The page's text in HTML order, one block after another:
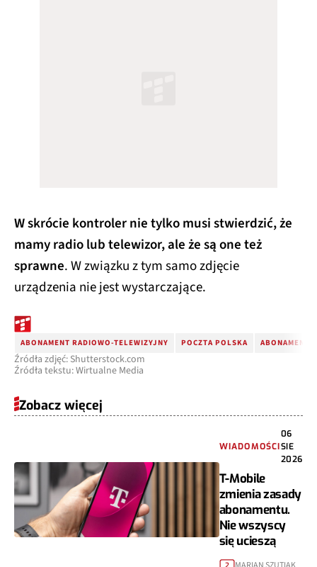
W skrócie kontroler nie tylko musi stwierdzić, że
mamy radio lub telewizor, ale że są one też
sprawne. W związku z tym samo zdjęcie
urządzenia nie jest wystarczające.
ABONAMENT RADIOWO-TELEWIZYJNY POCZTA POLSKA ABONAMENT
Źródła zdjęć: Shutterstock.com
Źródła tekstu: Wirtualne Media
Zobacz więcej
WIADOMOŚCI
06
SIE
2026
T-Mobile
zmienia zasady
abonamentu.
Nie wszyscy
się ucieszą
2